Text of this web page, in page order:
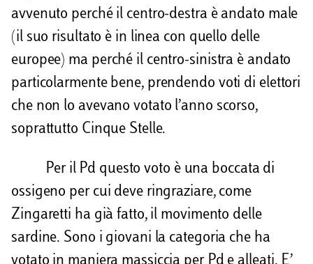
avvenuto perché il centro-destra è andato male
(il suo risultato è in linea con quello delle
europee) ma perché il centro-sinistra è andato
particolarmente bene, prendendo voti di elettori
che non lo avevano votato l’anno scorso,
soprattutto Cinque Stelle.
Per il Pd questo voto è una boccata di
ossigeno per cui deve ringraziare, come
Zingaretti ha già fatto, il movimento delle
sardine. Sono i giovani la categoria che ha